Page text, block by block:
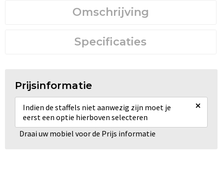
Omschrijving
Specificaties
Prijsinformatie
Indien de staffels niet aanwezig zijn moet je
eerst een optie hierboven selecteren
×
Draai uw mobiel voor de Prijs informatie